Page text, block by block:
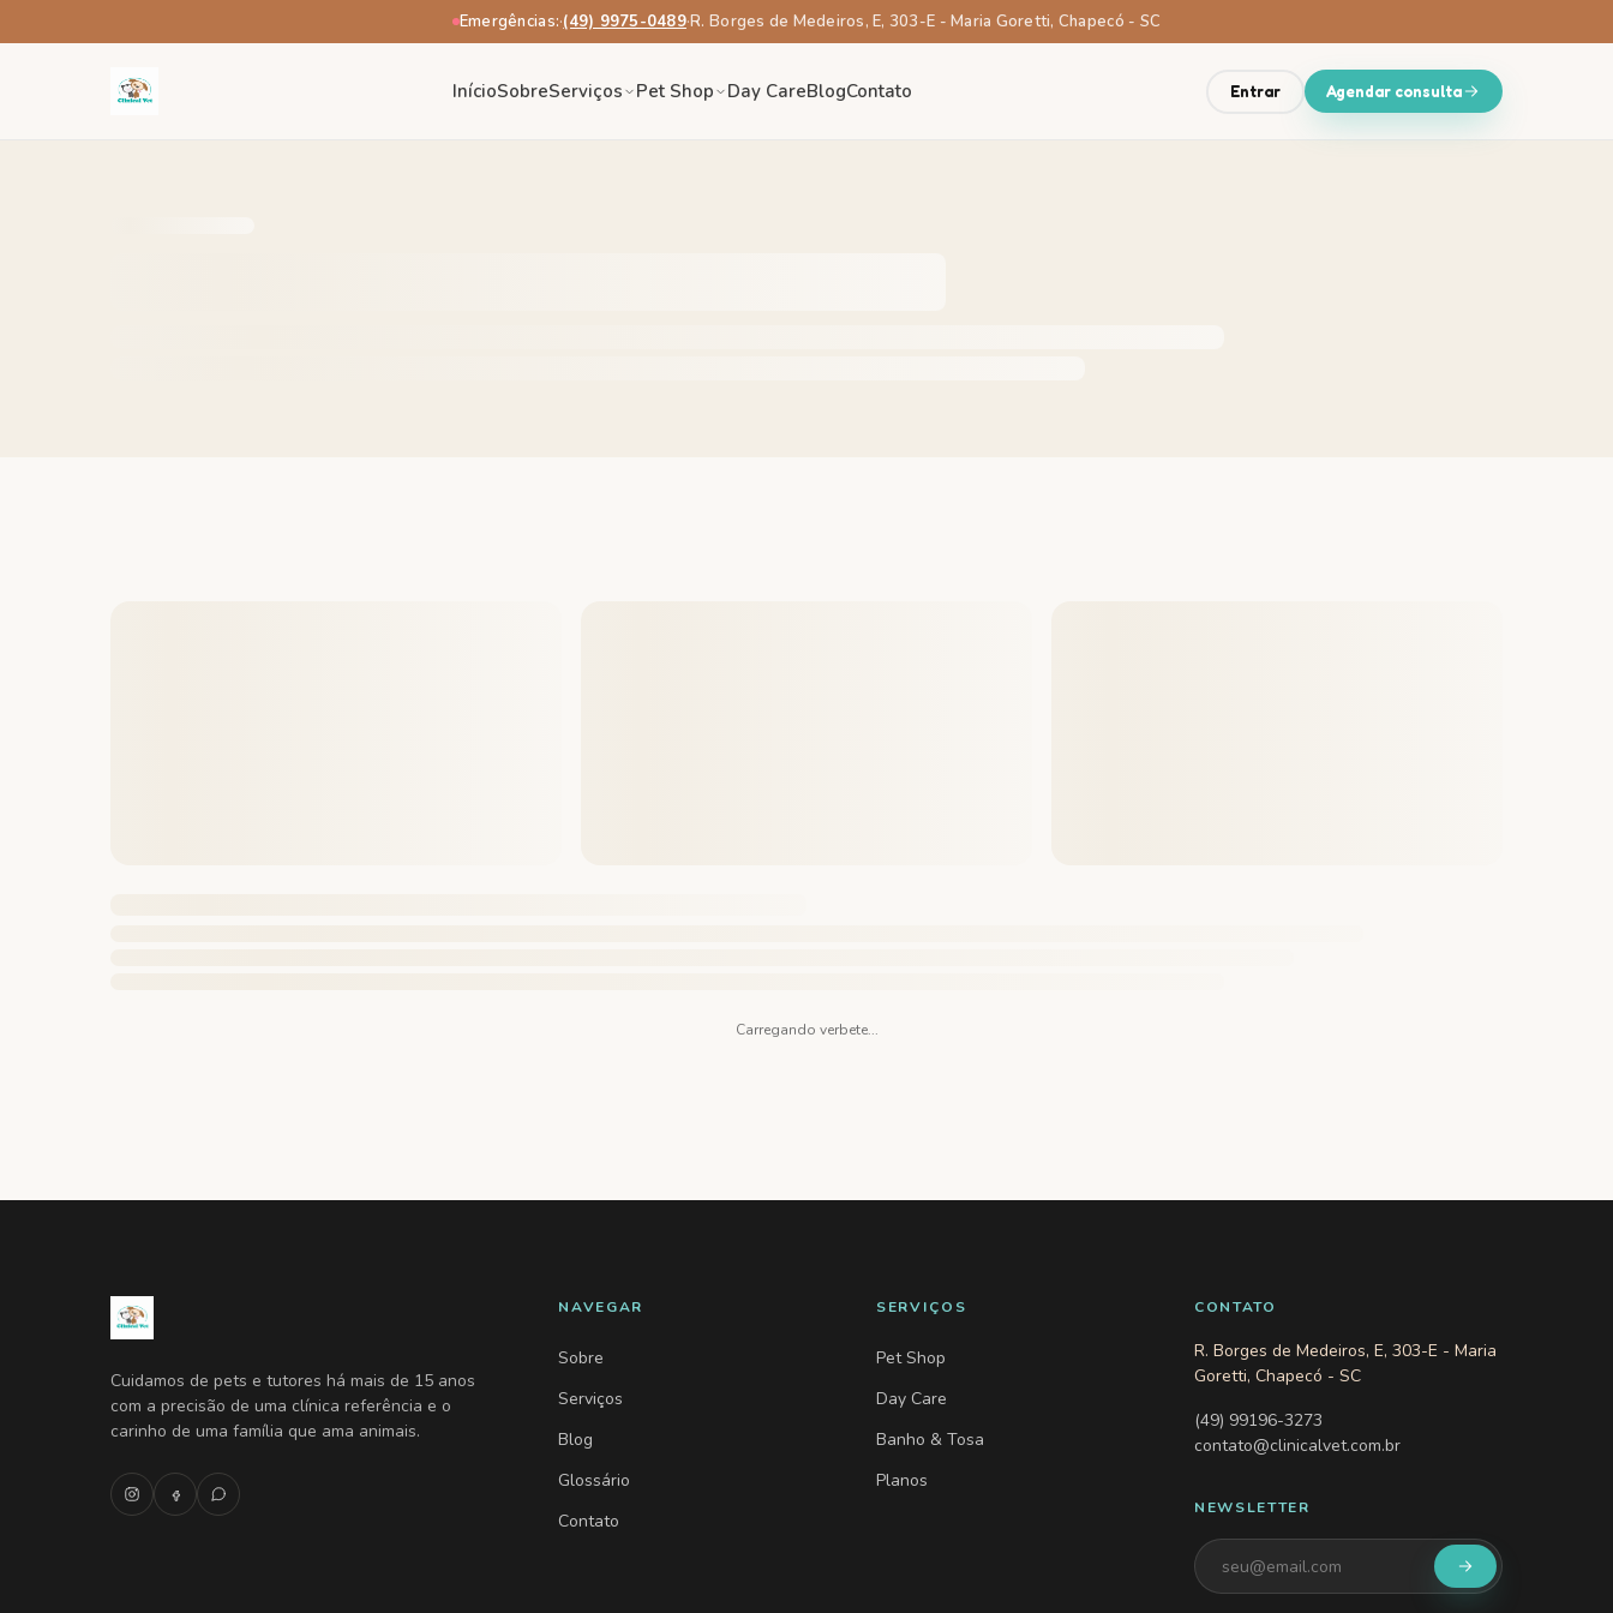
Emergências:·(49) 9975-0489·R. Borges de Medeiros, E, 303-E - Maria Goretti, Chapecó - SC
InícioSobreServiços Pet Shop Day CareBlogContato Entrar Agendar consulta
Carregando verbete...
Cuidamos de pets e tutores há mais de 15 anos
com a precisão de uma clínica referência e o
carinho de uma família que ama animais.
NAVEGAR
Sobre
Serviços
Blog
Glossário
Contato
SERVIÇOS
Pet Shop
Day Care
Banho & Tosa
Planos
CONTATO
R. Borges de Medeiros, E, 303-E - Maria
Goretti, Chapecó - SC
(49) 99196-3273
contato@clinicalvet.com.br
NEWSLETTER